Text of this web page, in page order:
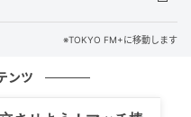
とてもスッキリするよ
※TOKYO FM+に移動します
ンツ